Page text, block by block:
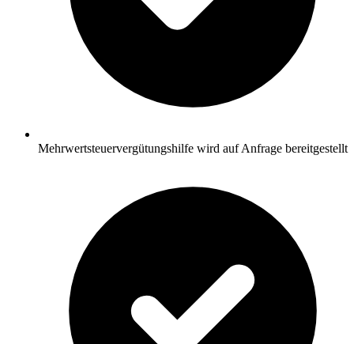
Mehrwertsteuervergütungshilfe wird auf Anfrage bereitgestellt